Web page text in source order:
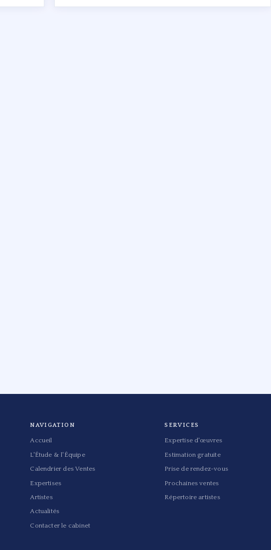
NAVIGATION
Accueil
L'Étude & l'Équipe
Calendrier des Ventes
Expertises
Artistes
Actualités
Contacter le cabinet
SERVICES
Expertise d'œuvres
Estimation gratuite
Prise de rendez-vous
Prochaines ventes
Répertoire artistes